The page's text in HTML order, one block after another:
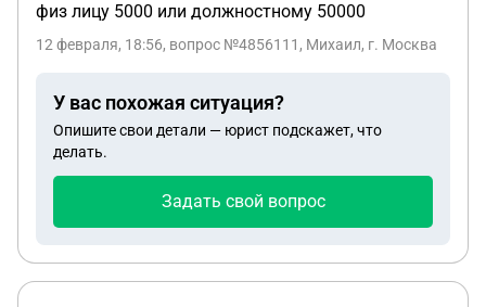
физ лицу 5000 или должностному 50000
12 февраля, 18:56, вопрос №4856111, Михаил, г. Москва
У вас похожая ситуация?
Опишите свои детали — юрист подскажет, что
делать.
Задать свой вопрос